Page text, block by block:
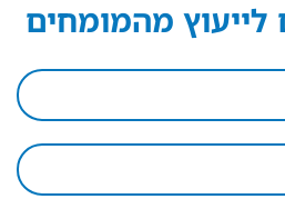
לייעוץ מהמומחים